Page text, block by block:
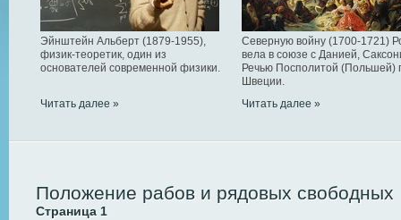
Эйнштейн Альберт (1879-1955),
физик-теоретик, один из
основателей современной физики.
Читать далее »
Северную войну (1700-1721)
вела в союзе с Данией,
Речью Посполитой (Польшей)
Швеции.
Читать далее »
Положение рабов и рядовых свободных
Страница 1